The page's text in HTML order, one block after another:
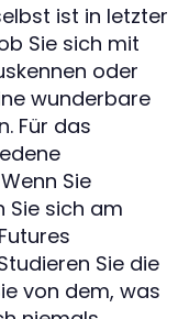
ist in letzter
Sie sich mit
oder
wunderbare
Für das
Sie
Sie sich am
Sie die
von dem, was